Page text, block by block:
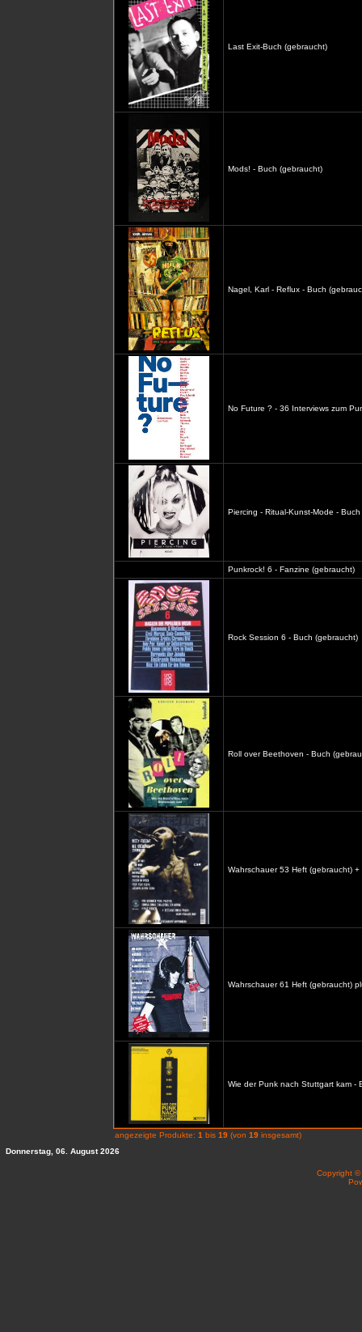
Last Exit-Buch (gebraucht)
Mods! - Buch (gebraucht)
Nagel, Karl - Reflux - Buch
No Future ? - 36 Interviews zum
Piercing - Ritual-Kunst-Mode -
Punkrock! 6 - Fanzine (gebraucht)
Rock Session 6 - Buch (gebraucht)
Roll over Beethoven - Buch
Wahrschauer 53 Heft (gebraucht) +
Wahrschauer 61 Heft (gebraucht)
Wie der Punk nach Stuttgart kam -
angezeigte Produkte: 1 bis 19 (von 19 insgesamt)
Donnerstag, 06. August 2026
Copyright